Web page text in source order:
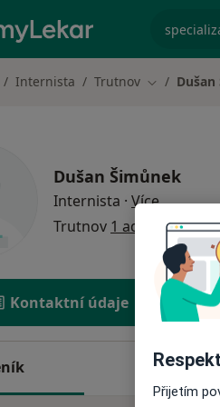
Internista Trutnov Změna
Dušan Šimůnek
Internista · Víceo
Trutnov 1 adresa
Kontaktní údaje
Adresy
Přijetím